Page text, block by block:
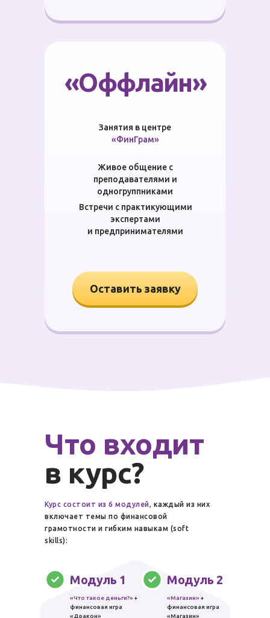
Занятия в центре
«ФинГрам»
Живое общение с
преподавателями и
одногруппниками
Встречи с практикующими
экспертами
и предпринимателями
«Оффлайн»
Оставить заявку
«Магазин» +
финансовая игра
«Магазин»
Модуль 2
«Что такое деньги?» +
финансовая игра
«Дракон»
Модуль 1
Что входит
в курс?
Курс состоит из 6 модулей, каждый из них
включает темы по финансовой
грамотности и гибким навыкам (soft
skills):